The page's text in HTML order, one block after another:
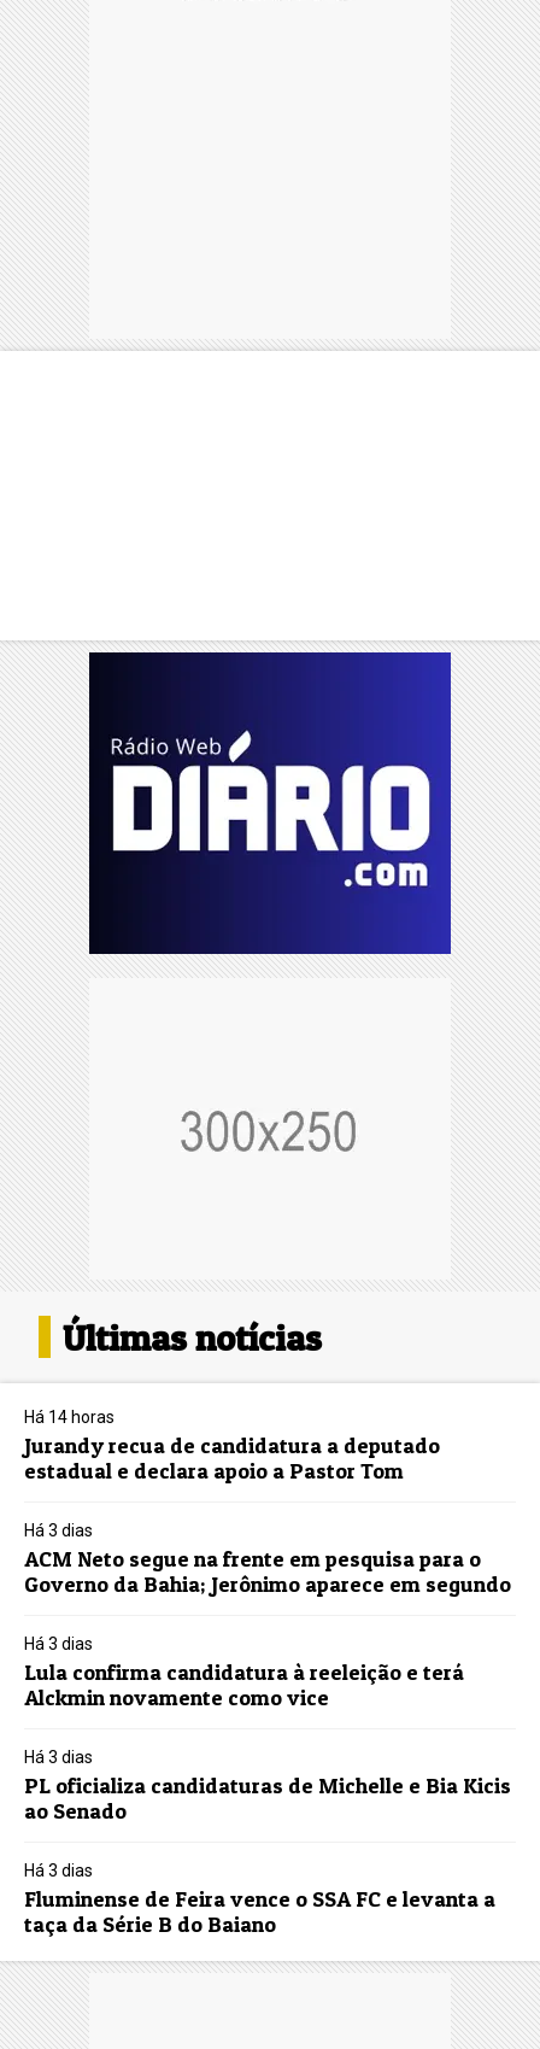
Últimas notícias
Há 14 horas
Jurandy recua de candidatura a deputado
estadual e declara apoio a Pastor Tom
Há 3 dias
ACM Neto segue na frente em pesquisa para o
Governo da Bahia; Jerônimo aparece em segundo
Há 3 dias
Lula confirma candidatura à reeleição e terá
Alckmin novamente como vice
Há 3 dias
PL oficializa candidaturas de Michelle e Bia Kicis
ao Senado
Há 3 dias
Fluminense de Feira vence o SSA FC e levanta a
taça da Série B do Baiano